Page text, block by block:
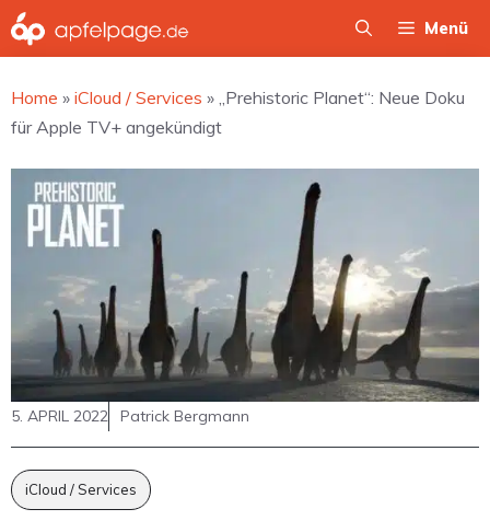
Zum
Inhalt
Menü
Home » iCloud / Services » „Prehistoric Planet“: Neue Doku
für Apple TV+ angekündigt
5. APRIL 2022 Patrick Bergmann
iCloud / Services